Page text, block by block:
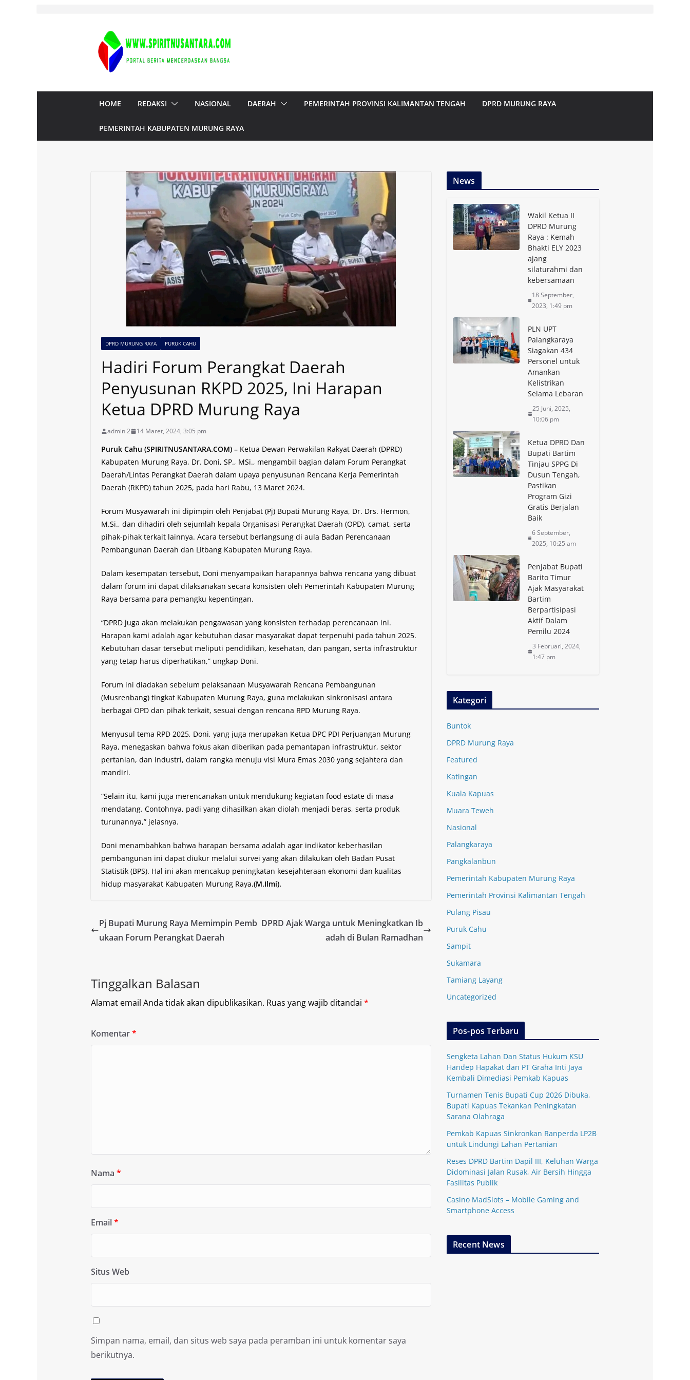
HOME REDAKSI NASIONAL DAERAH PEMERINTAH PROVINSI KALIMANTAN TENGAH DPRD MURUNG RAYA
PEMERINTAH KABUPATEN MURUNG RAYA
DPRD MURUNG RAYA PURUK CAHU
Hadiri Forum Perangkat Daerah
Penyusunan RKPD 2025, Ini Harapan
Ketua DPRD Murung Raya
admin 2 14 Maret, 2024, 3:05 pm
Puruk Cahu (SPIRITNUSANTARA.COM) – Ketua Dewan Perwakilan Rakyat Daerah (DPRD)
Kabupaten Murung Raya, Dr. Doni, SP., MSi., mengambil bagian dalam Forum Perangkat
Daerah/Lintas Perangkat Daerah dalam upaya penyusunan Rencana Kerja Pemerintah
Daerah (RKPD) tahun 2025, pada hari Rabu, 13 Maret 2024.
Forum Musyawarah ini dipimpin oleh Penjabat (Pj) Bupati Murung Raya, Dr. Drs. Hermon,
M.Si., dan dihadiri oleh sejumlah kepala Organisasi Perangkat Daerah (OPD), camat, serta
pihak-pihak terkait lainnya. Acara tersebut berlangsung di aula Badan Perencanaan
Pembangunan Daerah dan Litbang Kabupaten Murung Raya.
Dalam kesempatan tersebut, Doni menyampaikan harapannya bahwa rencana yang dibuat
dalam forum ini dapat dilaksanakan secara konsisten oleh Pemerintah Kabupaten Murung
Raya bersama para pemangku kepentingan.
“DPRD juga akan melakukan pengawasan yang konsisten terhadap perencanaan ini.
Harapan kami adalah agar kebutuhan dasar masyarakat dapat terpenuhi pada tahun 2025.
Kebutuhan dasar tersebut meliputi pendidikan, kesehatan, dan pangan, serta infrastruktur
yang tetap harus diperhatikan,” ungkap Doni.
Forum ini diadakan sebelum pelaksanaan Musyawarah Rencana Pembangunan
(Musrenbang) tingkat Kabupaten Murung Raya, guna melakukan sinkronisasi antara
berbagai OPD dan pihak terkait, sesuai dengan rencana RPD Murung Raya.
Menyusul tema RPD 2025, Doni, yang juga merupakan Ketua DPC PDI Perjuangan Murung
Raya, menegaskan bahwa fokus akan diberikan pada pemantapan infrastruktur, sektor
pertanian, dan industri, dalam rangka menuju visi Mura Emas 2030 yang sejahtera dan
mandiri.
“Selain itu, kami juga merencanakan untuk mendukung kegiatan food estate di masa
mendatang. Contohnya, padi yang dihasilkan akan diolah menjadi beras, serta produk
turunannya,” jelasnya.
Doni menambahkan bahwa harapan bersama adalah agar indikator keberhasilan
pembangunan ini dapat diukur melalui survei yang akan dilakukan oleh Badan Pusat
Statistik (BPS). Hal ini akan mencakup peningkatan kesejahteraan ekonomi dan kualitas
hidup masyarakat Kabupaten Murung Raya.(M.Ilmi).
Pj Bupati Murung Raya Memimpin Pemb
ukaan Forum Perangkat Daerah
DPRD Ajak Warga untuk Meningkatkan Ib
adah di Bulan Ramadhan
Tinggalkan Balasan
Alamat email Anda tidak akan dipublikasikan. Ruas yang wajib ditandai *
Komentar*
Nama *
Email*
Situs Web
Simpan nama, email, dan situs web saya pada peramban ini untuk komentar saya
berikutnya.
News
Wakil Ketua II
DPRD Murung
Raya : Kemah
Bhakti ELY 2023
ajang
silaturahmi dan
kebersamaan
18 September,
2023, 1:49 pm
PLN UPT
Palangkaraya
Siagakan 434
Personel untuk
Amankan
Kelistrikan
Selama Lebaran
25 Juni, 2025,
10:06 pm
Ketua DPRD Dan
Bupati Bartim
Tinjau SPPG Di
Dusun Tengah,
Pastikan
Program Gizi
Gratis Berjalan
Baik
6 September,
2025, 10:25 am
Penjabat Bupati
Barito Timur
Ajak Masyarakat
Bartim
Berpartisipasi
Aktif Dalam
Pemilu 2024
3 Februari, 2024,
1:47 pm
Kategori
Buntok
DPRD Murung Raya
Featured
Katingan
Kuala Kapuas
Muara Teweh
Nasional
Palangkaraya
Pangkalanbun
Pemerintah Kabupaten Murung Raya
Pemerintah Provinsi Kalimantan Tengah
Pulang Pisau
Puruk Cahu
Sampit
Sukamara
Tamiang Layang
Uncategorized
Pos-pos Terbaru
Sengketa Lahan Dan Status Hukum KSU
Handep Hapakat dan PT Graha Inti Jaya
Kembali Dimediasi Pemkab Kapuas
Turnamen Tenis Bupati Cup 2026 Dibuka,
Bupati Kapuas Tekankan Peningkatan
Sarana Olahraga
Pemkab Kapuas Sinkronkan Ranperda LP2B
untuk Lindungi Lahan Pertanian
Reses DPRD Bartim Dapil III, Keluhan Warga
Didominasi Jalan Rusak, Air Bersih Hingga
Fasilitas Publik
Casino MadSlots – Mobile Gaming and
Smartphone Access
Recent News